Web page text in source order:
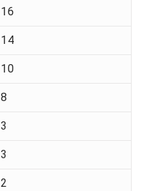
16
14
10
8
3
3
2